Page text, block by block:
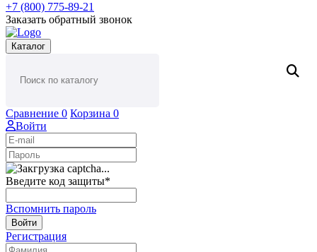
+7 (800) 775-89-21
Заказать обратный звонок
Каталог
Сравнение 0 Корзина 0
Войти
Введите код защиты*
Вспомнить пароль
Войти
Регистрация